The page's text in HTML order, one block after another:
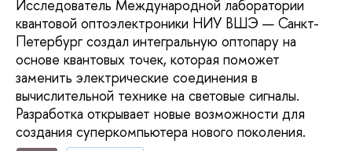
Исследователь Международной лаборатории
квантовой оптоэлектроники НИУ ВШЭ — Санкт-
Петербург создал интегральную оптопару на
основе квантовых точек, которая поможет
заменить электрические соединения в
вычислительной технике на световые сигналы.
Разработка открывает новые возможности для
создания суперкомпьютера нового поколения.